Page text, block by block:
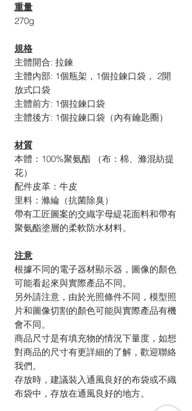
重量
270g
規格
主體開合: 拉鍊
主體內部: 1個瓶架，1個拉鍊口袋， 2開
放式口袋
主體前方: 1個拉鍊口袋
主體後方: 1個拉鍊口袋（內有鑰匙圈）
材質
本體：100%聚氨酯 （布：棉、滌混紡提
花）
配件皮革：牛皮
里料：滌綸（抗菌除臭）
帶有工匠圖案的交織字母緹花面料和帶有
聚氨酯塗層的柔軟防水材料。
注意
根據不同的電子器材顯示器，圖像的顏色
可能看起來與實際產品不同。
另外請注意，由於光照條件不同，模型照
片和圖像切割的顏色可能與實際產品有機
會不同。
商品尺寸是有填充物的情況下量度，如想
對商品的尺寸有更詳細的了解，歡迎聯絡
我們。
存放時，建議裝入通風良好的布袋或不織
布袋中，存放在通風良好的地方。